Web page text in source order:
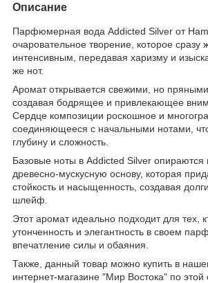
Описание
Парфюмерная вода Addicted Silver от
очаровательное творение, которое сразу
интенсивным, передавая харизму и
же нот.
Аромат открывается свежими, но пряными
создавая бодрящее и привлекающее
Сердце композиции роскошное и
соединяющееся с начальными нотами,
глубину и сложность.
Базовые ноты в Addicted Silver
древесно-мускусную основу, которая
стойкость и насыщенность, создавая
шлейф.
Этот аромат идеально подходит для тех,
утонченность и элегантность в своем
впечатление силы и обаяния.
Также, данный товар можно купить в
интернет-магазине "Мир Востока" по этой